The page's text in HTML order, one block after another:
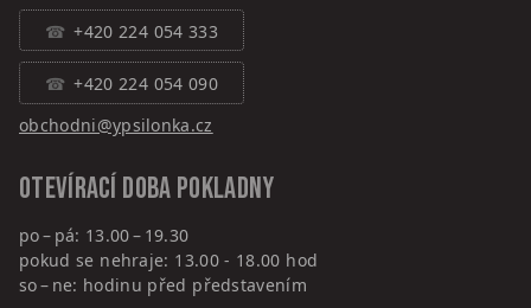
+420 224 054 333
+420 224 054 090
obchodni@ypsilonka.cz
Otevírací doba pokladny
po – pá: 13.00 – 19.30
pokud se nehraje: 13.00 - 18.00 hod
so – ne: hodinu před představením